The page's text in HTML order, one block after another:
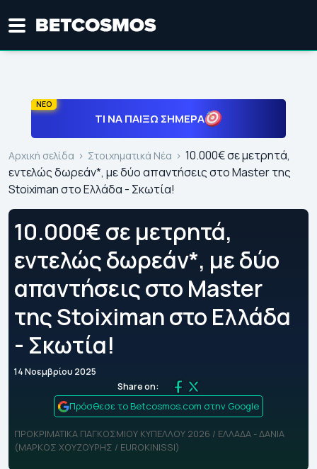
ΝΕΟ
ΤΙ ΝΑ ΠΑΊΞΩ ΣΉΜΕΡΑ
Αρχική σελίδα Στοιχηματικά Νέα
10.000€ σε μετρητά,
εντελώς δωρεάν*, με δύο απαντήσεις στο Master της
Stoiximan στο Ελλάδα - Σκωτία!
10.000€ σε μετρητά,
εντελώς δωρεάν*, με δύο
απαντήσεις στο Master
της Stoiximan στο Ελλάδα
- Σκωτία!
14 Νοεμβρίου 2025
Share on:
Πρόσθεσε το Betcosmos.com στην Google
ΠΡΟΚΡΙΜΑΤΙΚΑ ΠΑΓΚΟΣΜΙΟΥ ΚΥΠΕΛΛΟΥ 2026 / ΕΛΛΑΔΑ - ΔΑΝΙΑ
(ΜΑΡΚΟΣ ΧΟΥΖΟΥΡΗΣ / EUROKINISSI)